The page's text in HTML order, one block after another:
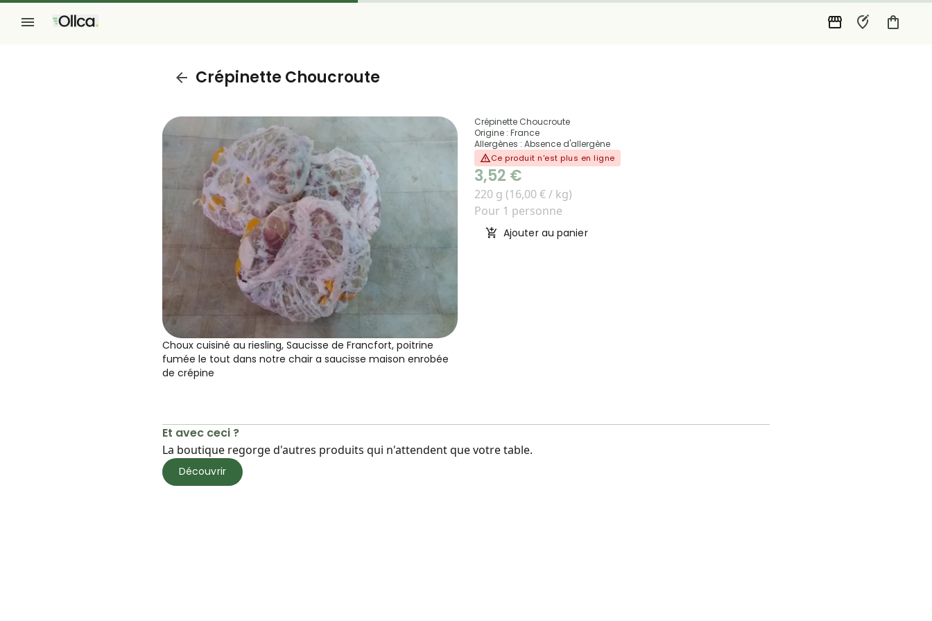
Crépinette Choucroute
Choux cuisiné au riesling, Saucisse de Francfort, poitrine
fumée le tout dans notre chair a saucisse maison enrobée
de crépine
Crépinette Choucroute
Origine : France
Allergènes : Absence d'allergène
Ce produit n'est plus en ligne
3,52 €
220 g (16,00 € / kg)
Pour 1 personne
Ajouter au panier
Et avec ceci ?
La boutique regorge d'autres produits qui n'attendent que votre table.
Découvrir